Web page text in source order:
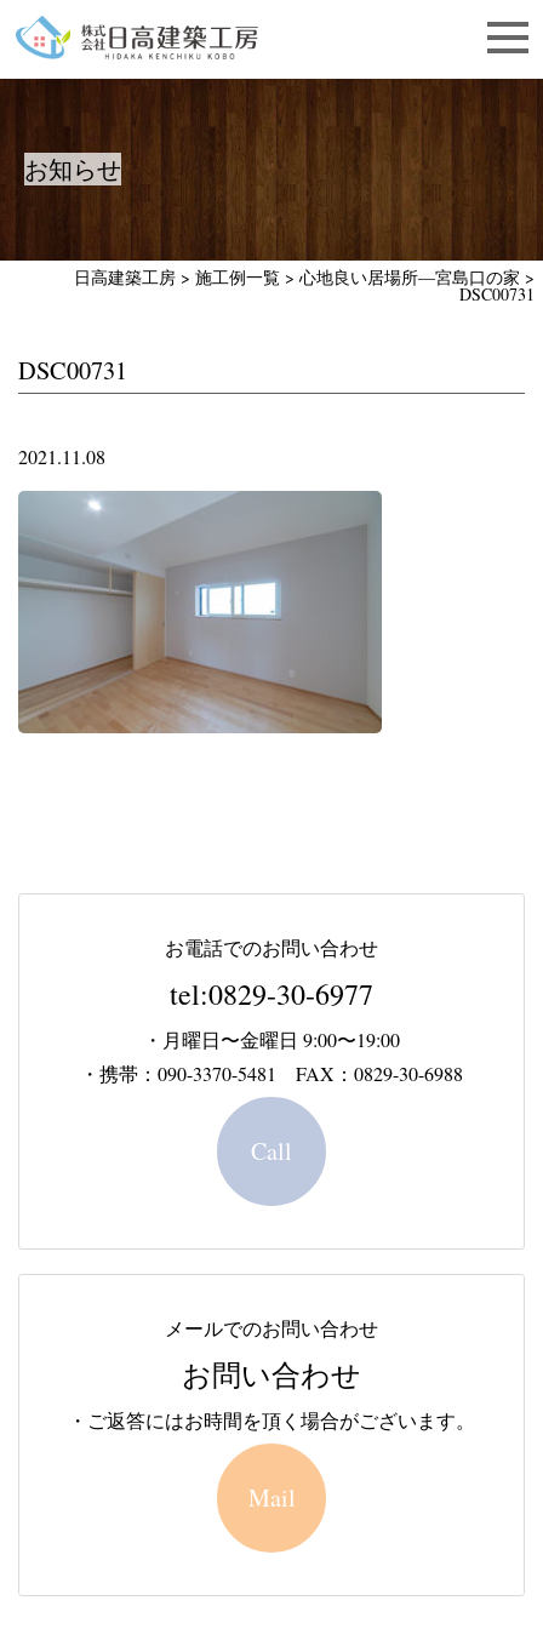
お知らせ
日高建築工房 > 施工例一覧 > 心地良い居場所―宮島口の家 >
DSC00731
DSC00731
2021.11.08
お電話でのお問い合わせ
tel:0829-30-6977
・月曜日〜金曜日 9:00〜19:00
・携帯：090-3370-5481 FAX：0829-30-6988
Call
メールでのお問い合わせ
お問い合わせ
・ご返答にはお時間を頂く場合がございます。
Mail